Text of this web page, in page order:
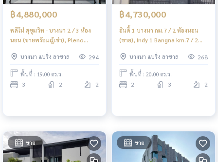
฿4,880,000
พลีโน่ สุขุมวิท - บางนา 2 / 3 ห้อง
นอน (ขายพร้อมผู้เช่า), Pleno
Bedrooms (SALE WITH TENENT)
YOK092
บางนา แบริ่ง ลาซาล 294
พื้นที่ : 19.00 ตร.ว.
3 2 2
฿4,730,000
อินดี้ 1 บางนา กม.7 / 2 ห้องนอน
(ขาย), Indy 1 Bangna km.7 / 2
บางนา แบริ่ง ลาซาล
268
พื้นที่ : 20.00 ตร.ว.
2 3 2
ขาย ขาย